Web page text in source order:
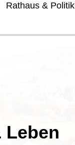
Rathaus & Politik
Leben